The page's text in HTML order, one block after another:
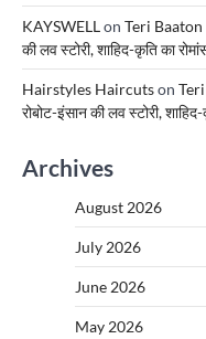
KAYSWELLon Teri Baaton
की लव स्टोरी, शाहिद-कृति का
Hairstyles Haircutson
रोबोट-इंसान की लव स्टोरी,
Archives
August 2026
July 2026
June 2026
May 2026